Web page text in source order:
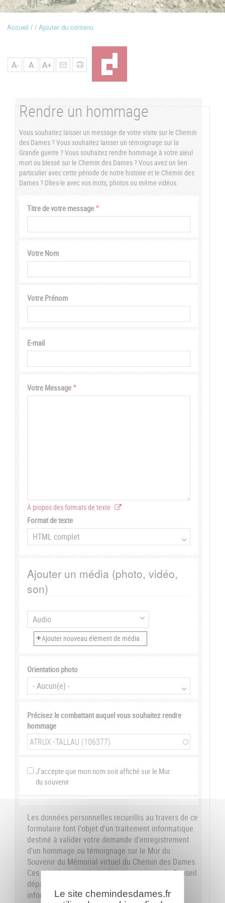
FilAccueil Ajouter du contenu
A- A A+
Rendre un hommage
Vous souhaitez laisser un message de votre visite sur le Chemin
des Dames ? Vous souhaitez laisser un témoignage sur la
Grande guerre ? Vous souhaitez rendre hommage à votre aïeul
mort ou blessé sur le Chemin des Dames ? Vous avez un lien
particulier avec cette période de notre histoire et le Chemin des
Dames ? Dîtes-le avec vos mots, photos ou même vidéos.
Titre de votre message
Votre Nom
Votre Prénom
E-mail
Votre Message
À propos des formats de texte
Format de texte
Ajouter un média (photo, vidéo,
son)
Orientation photo
Précisez le combattant auquel vous souhaitez rendre
hommage
J'accepte que mon nom soit affiché sur le Mur
du souvenir
Vertical
Tabs
Les données personnelles recueillis au travers de ce
formulaire font l'objet d'un traitement informatique
destiné à valider votre demande d'enregistrement
d'un hommage ou témoignage sur le Mur du
Souvenir du Mémorial virtuel du Chemin des Dames.
Ces données sont destinées aux services du Conseil
départemental de l'Aisne. Conformément à la loi
informatique et libertés du 6 janvier 1978, nous
Le site chemindesdames.fr